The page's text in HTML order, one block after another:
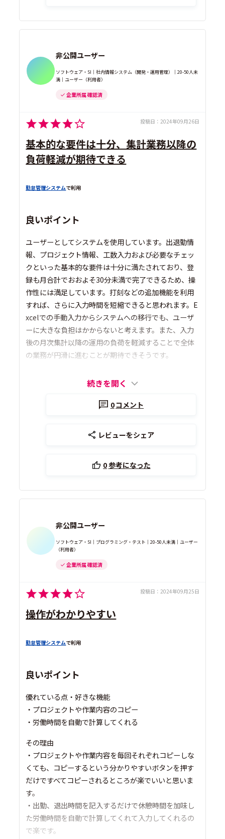
非公開ユーザー
ソフトウェア・SI｜社内情報システム（開発・運用管理）｜20-50人未
満｜ユーザー（利用者）
企業所属 確認済
投稿日： 2024年09月26日
基本的な要件は十分、集計業務以降の
負荷軽減が期待できる
勤怠管理システムで利用
良いポイント
ユーザーとしてシステムを使用しています。出退勤情
報、プロジェクト情報、工数入力および必要なチェッ
クといった基本的な要件は十分に満たされており、登
録も月合計でおおよそ30分未満で完了できるため、操
作性には満足しています。打刻などの追加機能を利用
すれば、さらに入力時間を短縮できると思われます。E
xcelでの手動入力からシステムへの移行でも、ユーザ
ーに大きな負担はかからないと考えます。また、入力
後の月次集計以降の運用の負荷を軽減することで全体
の業務が円滑に進むことが期待できそうです。
続きを開く
0コメント
レビューをシェア
0参考になった
非公開ユーザー
ソフトウェア・SI｜プログラミング・テスト｜20-50人未満｜ユーザー
（利用者）
企業所属 確認済
投稿日： 2024年09月25日
操作がわかりやすい
勤怠管理システムで利用
良いポイント
優れている点・好きな機能
・プロジェクトや作業内容のコピー
・労働時間を自動で計算してくれる
その理由
・プロジェクトや作業内容を毎回それぞれコピーしな
くても、コピーするという分かりやすいボタンを押す
だけですべてコピーされるところが楽でいいと思いま
す。
・出勤、退出時間を記入するだけで休憩時間を加味し
た労働時間を自動で計算してくれて入力してくれるの
で楽です。